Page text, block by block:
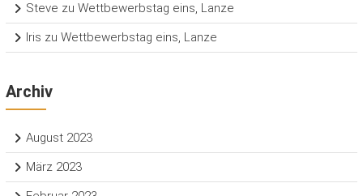
Steve zu Wettbewerbstag eins, Lanze
Iris zu Wettbewerbstag eins, Lanze
Archiv
August 2023
März 2023